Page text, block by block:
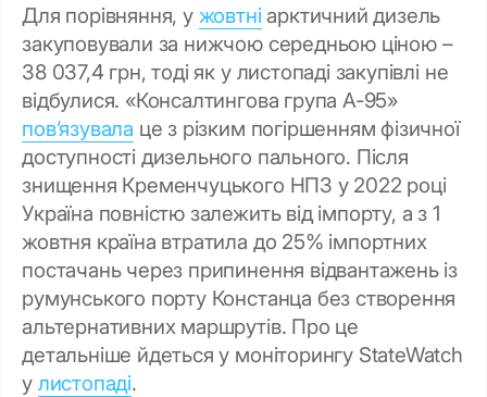
Для порівняння, у жовтні арктичний дизель
закуповували за нижчою середньою ціною –
38 037,4 грн, тоді як у листопаді закупівлі не
відбулися. «Консалтингова група А-95»
пов’язувала це з різким погіршенням фізичної
доступності дизельного пального. Після
знищення Кременчуцького НПЗ у 2022 році
Україна повністю залежить від імпорту, а з 1
жовтня країна втратила до 25% імпортних
постачань через припинення відвантажень із
румунського порту Констанца без створення
альтернативних маршрутів. Про це
детальніше йдеться у моніторингу StateWatch
у листопаді.